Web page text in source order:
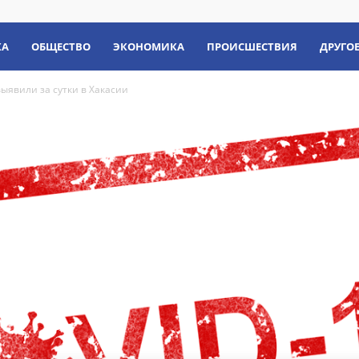
ОБЩЕСТВО ЭКОНОМИКА ПРОИСШЕСТВИЯ ДРУГОЕ
за сутки в Хакасии